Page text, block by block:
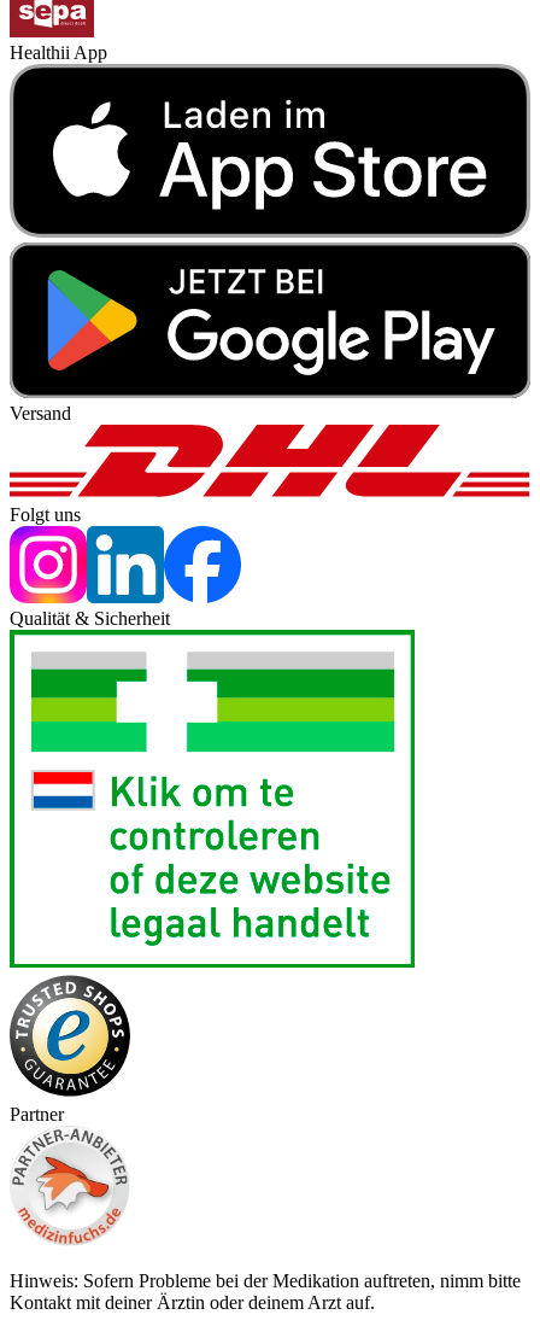
Healthii App
Versand
Folgt uns
Qualität & Sicherheit
Partner
Hinweis: Sofern Probleme bei der Medikation auftreten, nimm bitte
Kontakt mit deiner Ärztin oder deinem Arzt auf.